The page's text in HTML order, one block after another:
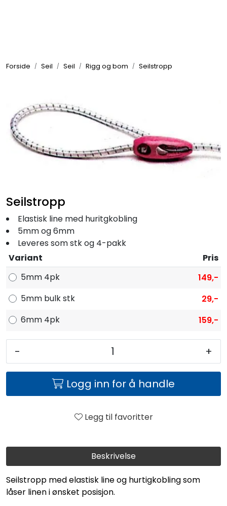
Forside Seil Seil Rigg og bom Seilstropp
Beskrivelse
Seilstropp med elastisk line og hurtigkobling som
låser linen i ønsket posisjon.
Seilstropp
Elastisk line med huritgkobling
5mm og 6mm
Leveres som stk og 4-pakk
Variant
Pris
5mm 4pk
149,-
5mm bulk stk
29,-
6mm 4pk
159,-
- +
Logg inn for å handle
Legg til favoritter
Bygg/Innredning
Motor/Styring
Fortøyning
Fritid/Sikkerhet
Seil